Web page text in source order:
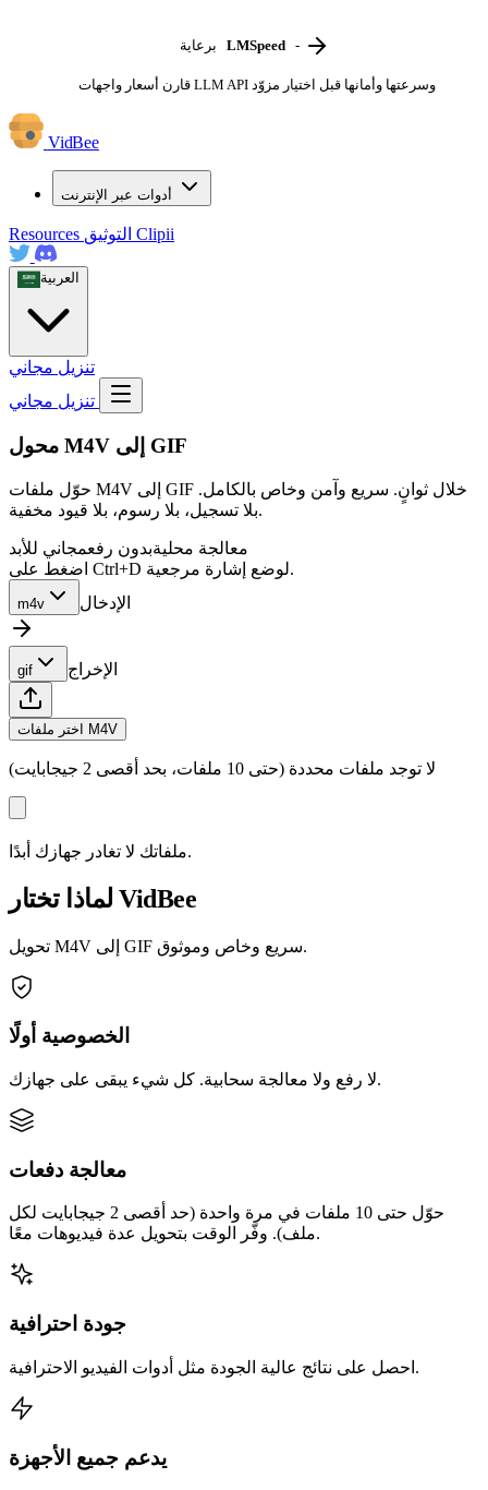
برعاية LMSpeed -
قارن أسعار واجهات LLM API وسرعتها وأمانها قبل اختيار مزوّد
VidBee
أدوات عبر الإنترنت
Resources Clipii
العربية
تنزيل مجاني
محول M4V إلى GIF
حوّل ملفات M4V إلى GIF خلال ثوانٍ. سريع وآمن وخاص بالكامل.
بلا تسجيل، بلا رسوم، بلا قيود مخفية.
معالجة محليةبدون رفعمجاني للأبد
اضغط على Ctrl+D لوضع إشارة مرجعية.
m4v الإدخال
gif الإخراج
اختر ملفات M4V
لا توجد ملفات محددة (حتى 10 ملفات، بحد أقصى 2 جيجابايت)
ملفاتك لا تغادر جهازك أبدًا.
لماذا تختار VidBee
تحويل M4V إلى GIF سريع وخاص وموثوق.
الخصوصية أولًا
لا رفع ولا معالجة سحابية. كل شيء يبقى على جهازك.
معالجة دفعات
حوّل حتى 10 ملفات في مرة واحدة (حد أقصى 2 جيجابايت لكل
ملف). وفّر الوقت بتحويل عدة فيديوهات معًا.
جودة احترافية
احصل على نتائج عالية الجودة مثل أدوات الفيديو الاحترافية.
يدعم جميع الأجهزة